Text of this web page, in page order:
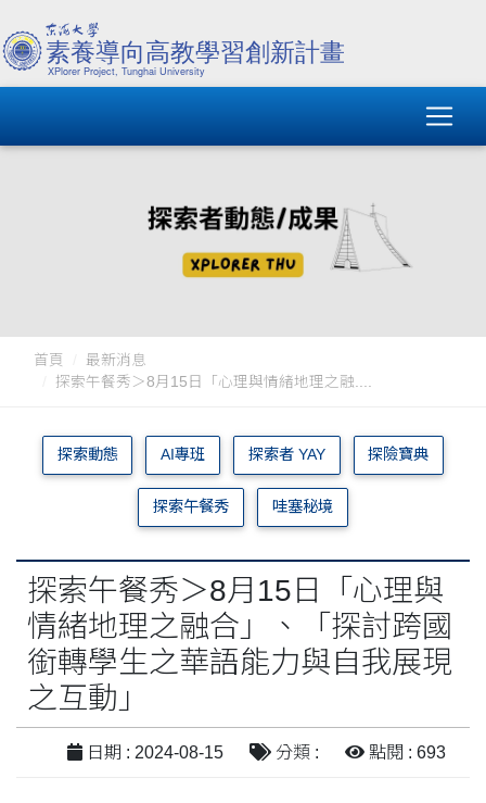
首頁
最新消息
探索午餐秀＞8月15日「心理與情緒地理之融....
探索動態 AI專班 探索者 YAY 探險寶典
探索午餐秀 哇塞秘境
探索午餐秀＞8月15日「心理與
情緒地理之融合」、「探討跨國
銜轉學生之華語能力與自我展現
之互動」
日期 : 2024-08-15 分類 : 點閱 : 693